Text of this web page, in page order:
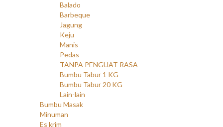
Balado
Barbeque
Jagung
Keju
Manis
Pedas
TANPA PENGUAT RASA
Bumbu Tabur 1 KG
Bumbu Tabur 20 KG
Lain-lain
Bumbu Masak
Minuman
Es krim